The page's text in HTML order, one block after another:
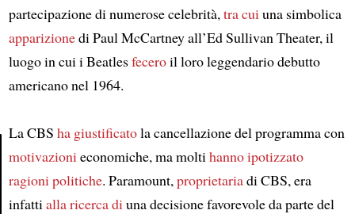
Article
partecipazione di numerose celebrità, tra cui una simbolica
apparizionedi Paul McCartney all’Ed Sullivan Theater, il
luogo in cui i Beatlesfeceroil loro leggendario debutto
americano nel 1964.
La CBS ha giustificatola cancellazione del programma con
motivazioni economiche, ma molti hanno ipotizzato
ragioni politiche. Paramount, proprietariadi CBS, era
infatti alla ricerca di una decisione favorevole da parte del